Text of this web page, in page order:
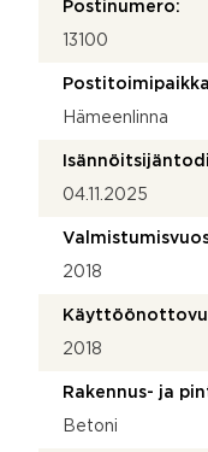
Postinumero:
13100
Hämeenlinna
04.11.2025
2018
2018
Rakennus- ja
Betoni